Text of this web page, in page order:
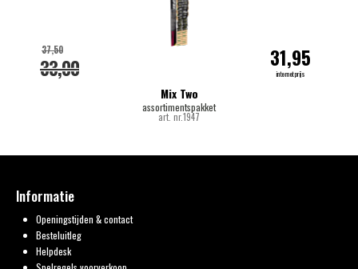
Mix Two
assortimentspakket
art. nr.1947
33,00
37,50 31,95
internetprijs
Informatie
Openingstijden & contact
Besteluitleg
Helpdesk